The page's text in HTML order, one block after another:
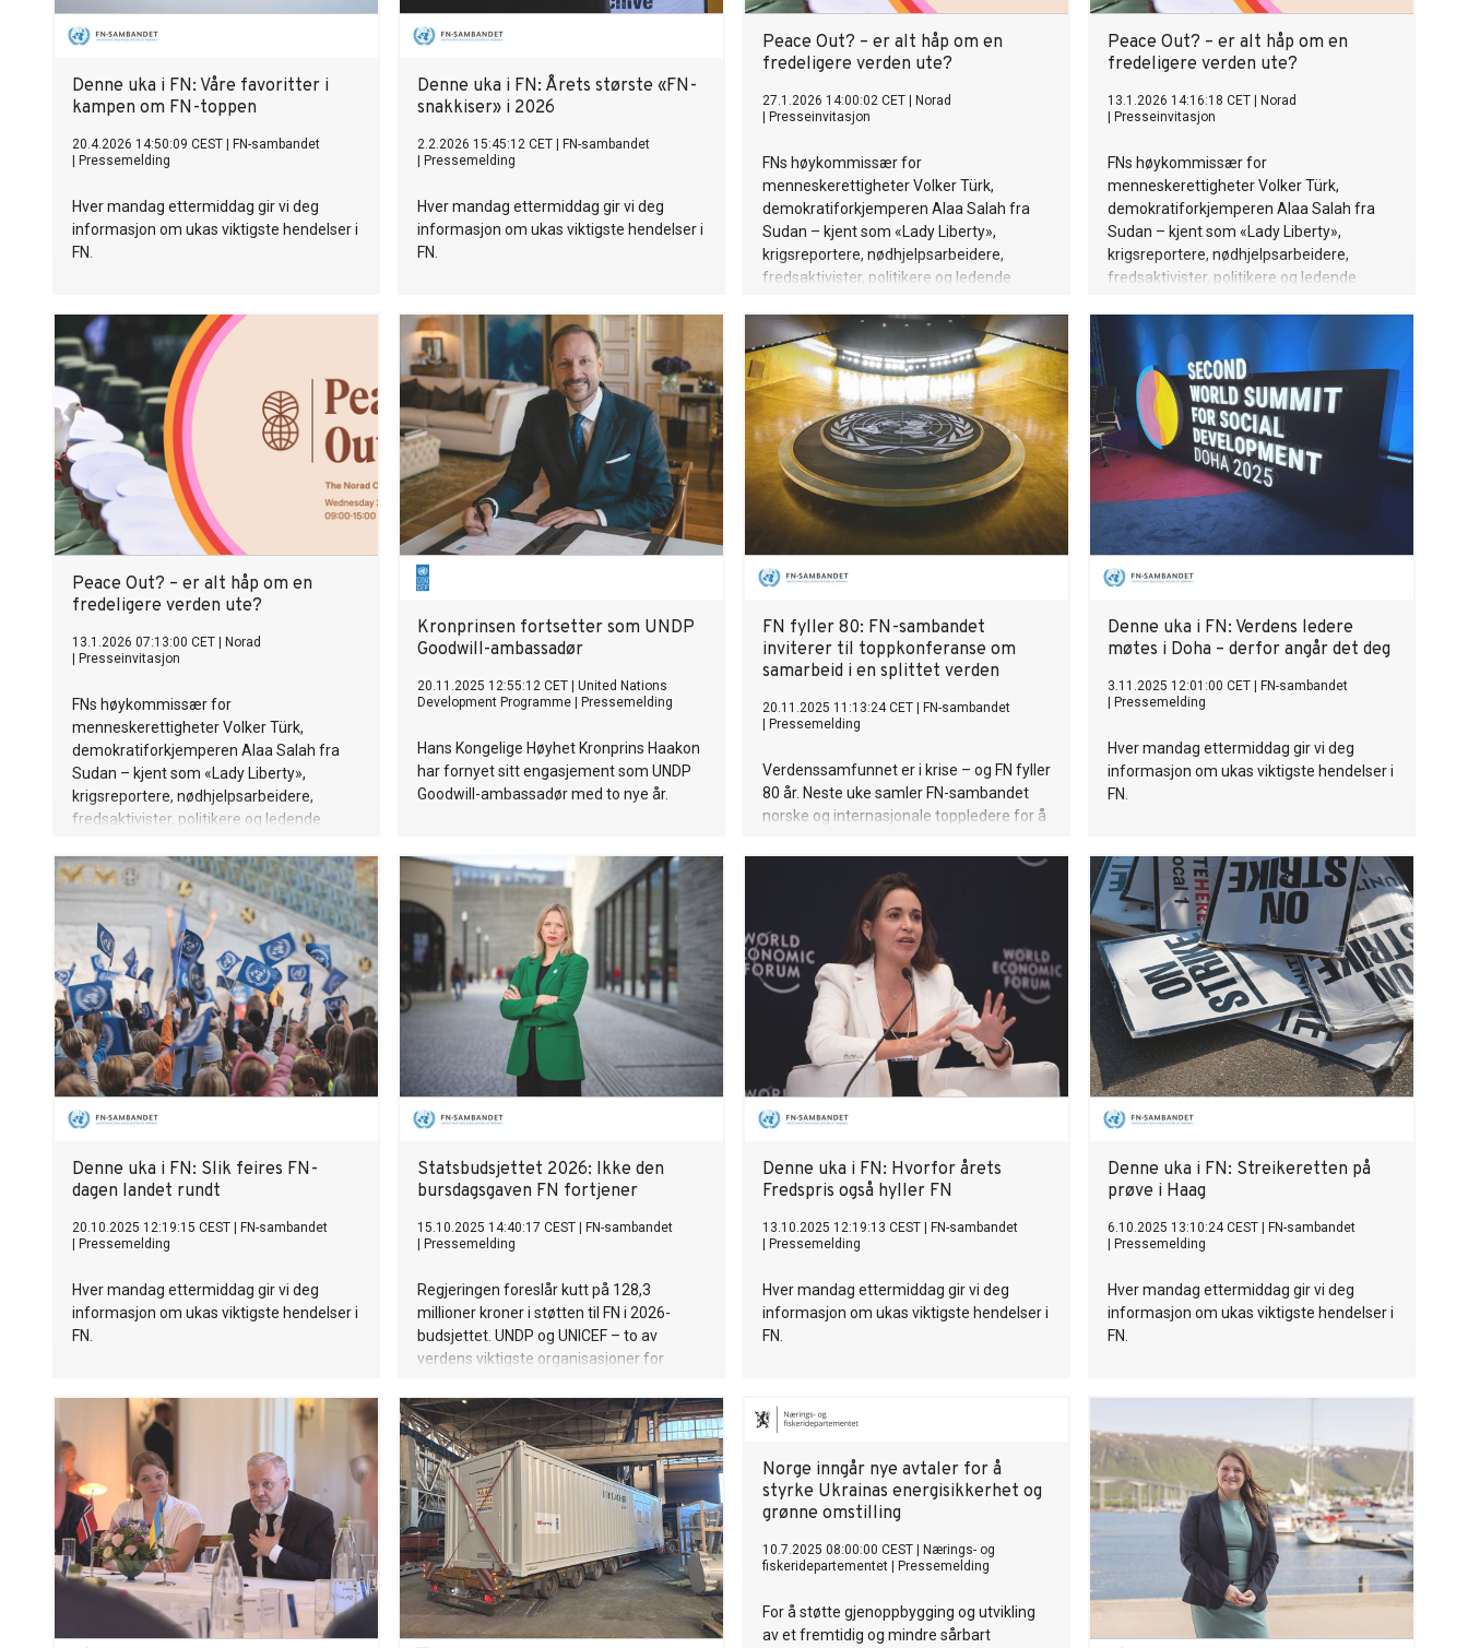
Denne uka i FN: Våre favoritter i
kampen om FN-toppen
20.4.2026 14:50:09 CEST
FN-sambandet
Pressemelding
Hver mandag ettermiddag gir vi deg
informasjon om ukas viktigste hendelser i
FN.
Denne uka i FN: Årets største «FN-
snakkiser» i 2026
2.2.2026 15:45:12 CET
FN-sambandet
Pressemelding
Hver mandag ettermiddag gir vi deg
informasjon om ukas viktigste hendelser i
FN.
Peace Out? – er alt håp om en
fredeligere verden ute?
27.1.2026 14:00:02 CET
Norad
Presseinvitasjon
FNs høykommissær for
menneskerettigheter Volker Türk,
demokratiforkjemperen Alaa Salah fra
Sudan – kjent som «Lady Liberty»,
krigsreportere, nødhjelpsarbeidere,
fredsaktivister, politikere og ledende
scenen under årets Norad-konferanse
onsdag 28. januar.
Peace Out? – er alt håp om en
fredeligere verden ute?
13.1.2026 14:16:18 CET
Norad
Presseinvitasjon
FNs høykommissær for
menneskerettigheter Volker Türk,
demokratiforkjemperen Alaa Salah fra
Sudan – kjent som «Lady Liberty»,
krigsreportere, nødhjelpsarbeidere,
fredsaktivister, politikere og ledende
scenen under årets Norad-konferanse
den 28. januar.
Peace Out? – er alt håp om en
fredeligere verden ute?
13.1.2026 07:13:00 CET
Norad
Presseinvitasjon
FNs høykommissær for
menneskerettigheter Volker Türk,
demokratiforkjemperen Alaa Salah fra
Sudan – kjent som «Lady Liberty»,
krigsreportere, nødhjelpsarbeidere,
fredsaktivister, politikere og ledende
scenen under årets Norad-konferanse
den 28. januar.
Kronprinsen fortsetter som UNDP
Goodwill-ambassadør
20.11.2025 12:55:12 CET
United Nations
Development Programme
Pressemelding
Hans Kongelige Høyhet Kronprins Haakon
har fornyet sitt engasjement som UNDP
Goodwill-ambassadør med to nye år.
FN fyller 80: FN-sambandet
inviterer til toppkonferanse om
samarbeid i en splittet verden
20.11.2025 11:13:24 CET
FN-sambandet
Pressemelding
Verdenssamfunnet er i krise – og FN fyller
80 år. Neste uke samler FN-sambandet
norske og internasjonale toppledere for å
samarbeid kan bevares og fornyes i en tid
preget av uro og polarisering.
Denne uka i FN: Verdens ledere
møtes i Doha – derfor angår det deg
3.11.2025 12:01:00 CET
FN-sambandet
Pressemelding
Hver mandag ettermiddag gir vi deg
informasjon om ukas viktigste hendelser i
FN.
Denne uka i FN: Slik feires FN-
dagen landet rundt
20.10.2025 12:19:15 CEST
FN-sambandet
Pressemelding
Hver mandag ettermiddag gir vi deg
informasjon om ukas viktigste hendelser i
FN.
Statsbudsjettet 2026: Ikke den
bursdagsgaven FN fortjener
15.10.2025 14:40:17 CEST
FN-sambandet
Pressemelding
Regjeringen foreslår kutt på 128,3
millioner kroner i støtten til FN i 2026-
budsjettet. UNDP og UNICEF – to av
verdens viktigste organisasjoner for
er hardest rammet.
Denne uka i FN: Hvorfor årets
Fredspris også hyller FN
13.10.2025 12:19:13 CEST
FN-sambandet
Pressemelding
Hver mandag ettermiddag gir vi deg
informasjon om ukas viktigste hendelser i
FN.
Denne uka i FN: Streikeretten på
prøve i Haag
6.10.2025 13:10:24 CEST
FN-sambandet
Pressemelding
Hver mandag ettermiddag gir vi deg
informasjon om ukas viktigste hendelser i
FN.
Norge inngår nye avtaler for å
styrke Ukrainas energisikkerhet og
grønne omstilling
10.7.2025 08:00:00 CEST
Nærings- og
fiskeridepartementet
Pressemelding
For å støtte gjenoppbygging og utvikling
av et fremtidig og mindre sårbart